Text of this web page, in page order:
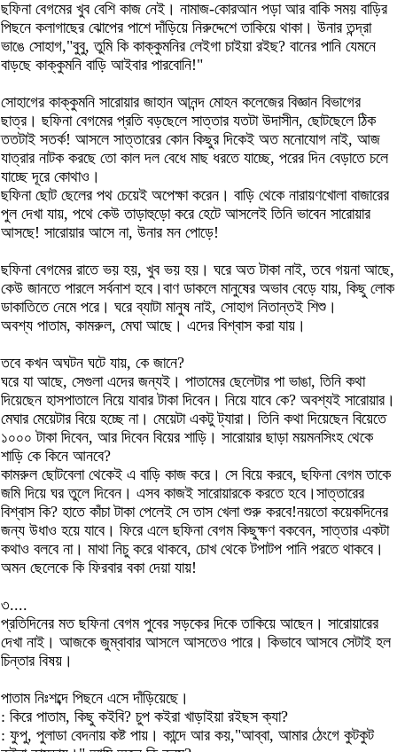
ছফিনা বেগমের খুব বেশি কাজ নেই। নামাজ-কোরআন পড়া আর বাকি সময় বাড়ির
পিছনে কলাগাছের ঝোপের পাশে দাঁড়িয়ে নিরুদ্দেশে তাকিয়ে থাকা। উনার তন্দ্রা
ভাঙে সোহাগ,"বুবু, তুমি কি কাক্কুমনির লেইগা চাইয়া রইছ? বানের পানি যেমনে
বাড়ছে কাক্কুমনি বাড়ি আইবার পারবোনি!"
সোহাগের কাক্কুমনি সারোয়ার জাহান আনন্দ মোহন কলেজের বিজ্ঞান বিভাগের
ছাত্র। ছফিনা বেগমের প্রতি বড়ছেলে সাত্তার যতটা উদাসীন, ছোটছেলে ঠিক
ততটাই সতর্ক! আসলে সাত্তারের কোন কিছুর দিকেই অত মনোযোগ নাই, আজ
যাত্রার নাটক করছে তো কাল দল বেধে মাছ ধরতে যাচ্ছে, পরের দিন বেড়াতে চলে
যাচ্ছে দূরে কোথাও।
ছফিনা ছোট ছেলের পথ চেয়েই অপেক্ষা করেন। বাড়ি থেকে নারায়ণখোলা বাজারের
পুল দেখা যায়, পথে কেউ তাড়াহুড়ো করে হেটে আসলেই তিনি ভাবেন সারোয়ার
আসছে! সারোয়ার আসে না, উনার মন পোড়ে!
ছফিনা বেগমের রাতে ভয় হয়, খুব ভয় হয়। ঘরে অত টাকা নাই, তবে গয়না আছে,
কেউ জানতে পারলে সর্বনাশ হবে।বাণ ডাকলে মানুষের অভাব বেড়ে যায়, কিছু লোক
ডাকাতিতে নেমে পরে। ঘরে ব্যাটা মানুষ নাই, সোহাগ নিতান্তই শিশু।
অবশ্য পাতাম, কামরুল, মেঘা আছে। এদের বিশ্বাস করা যায়।
তবে কখন অঘটন ঘটে যায়, কে জানে?
ঘরে যা আছে, সেগুলা এদের জন্যই। পাতামের ছেলেটার পা ভাঙা, তিনি কথা
দিয়েছেন হাসপাতালে নিয়ে যাবার টাকা দিবেন। নিয়ে যাবে কে? অবশ্যই সারোয়ার।
মেঘার মেয়েটার বিয়ে হচ্ছে না। মেয়েটা একটু ট্যারা। তিনি কথা দিয়েছেন বিয়েতে
১০০০ টাকা দিবেন, আর দিবেন বিয়ের শাড়ি। সারোয়ার ছাড়া ময়মনসিংহ থেকে
শাড়ি কে কিনে আনবে?
কামরুল ছোটবেলা থেকেই এ বাড়ি কাজ করে। সে বিয়ে করবে, ছফিনা বেগম তাকে
জমি দিয়ে ঘর তুলে দিবেন। এসব কাজই সারোয়ারকে করতে হবে।সাত্তারের
বিশ্বাস কি? হাতে কাঁচা টাকা পেলেই সে তাস খেলা শুরু করবে!নয়তো কয়েকদিনের
জন্য উধাও হয়ে যাবে। ফিরে এলে ছফিনা বেগম কিছুক্ষণ বকবেন, সাত্তার একটা
কথাও বলবে না। মাথা নিচু করে থাকবে, চোখ থেকে টপাটপ পানি পরতে থাকবে।
অমন ছেলেকে কি ফিরবার বকা দেয়া যায়!
৩....
প্রতিদিনের মত ছফিনা বেগম পুবের সড়কের দিকে তাকিয়ে আছেন। সারোয়ারের
দেখা নাই। আজকে জুম্বাবার আসলে আসতেও পারে। কিভাবে আসবে সেটাই হল
চিন্তার বিষয়।
পাতাম নিঃশব্দে পিছনে এসে দাঁড়িয়েছে।
: কিরে পাতাম, কিছু কইবি? চুপ কইরা খাড়াইয়া রইছস ক্যা?
: ফুপু, পুলাডা বেদনায় কষ্ট পায়। কান্দে আর কয়,"আব্বা, আমার ঠেংগে কুটকুট